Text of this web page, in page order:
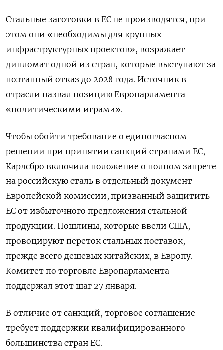
Стальные заготовки в ЕС не производятся, при
этом они «необходимы для крупных
инфраструктурных проектов», возражает
дипломат одной из стран, которые выступают за
поэтапный отказ до 2028 года. Источник в
отрасли назвал позицию Европарламента
«политическими играми».
Чтобы обойти требование о единогласном
решении при принятии санкций странами ЕС,
Карлсбро включила положение о полном запрете
на российскую сталь в отдельный документ
Европейской комиссии, призванный защитить
ЕС от избыточного предложения стальной
продукции. Пошлины, которые ввели США,
провоцируют переток стальных поставок,
прежде всего дешевых китайских, в Европу.
Комитет по торговле Европарламента
поддержал этот шаг 27 января.
В отличие от санкций, торговое соглашение
требует поддержки квалифицированного
большинства стран ЕС.